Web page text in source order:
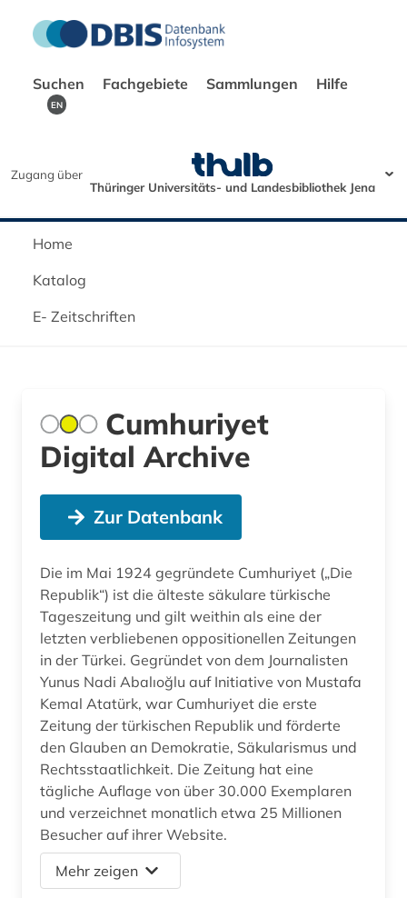
Suchen Fachgebiete Sammlungen Hilfe
EN
Zugang über
Thüringer Universitäts- und Landesbibliothek Jena
Home
Katalog
E- Zeitschriften
Cumhuriyet
Digital Archive
Zur Datenbank
Die im Mai 1924 gegründete Cumhuriyet („Die
Republik“) ist die älteste säkulare türkische
Tageszeitung und gilt weithin als eine der
letzten verbliebenen oppositionellen Zeitungen
in der Türkei. Gegründet von dem Journalisten
Yunus Nadi Abalıoğlu auf Initiative von Mustafa
Kemal Atatürk, war Cumhuriyet die erste
Zeitung der türkischen Republik und förderte
den Glauben an Demokratie, Säkularismus und
Rechtsstaatlichkeit. Die Zeitung hat eine
tägliche Auflage von über 30.000 Exemplaren
und verzeichnet monatlich etwa 25 Millionen
Besucher auf ihrer Website.
Mehr zeigen